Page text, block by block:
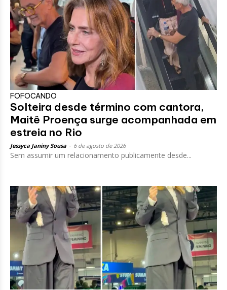
FOFOCANDO
Solteira desde término com cantora,
Maitê Proença surge acompanhada em
estreia no Rio
Jessyca Janiny Sousa 6 de agosto de 2026
Sem assumir um relacionamento publicamente desde...